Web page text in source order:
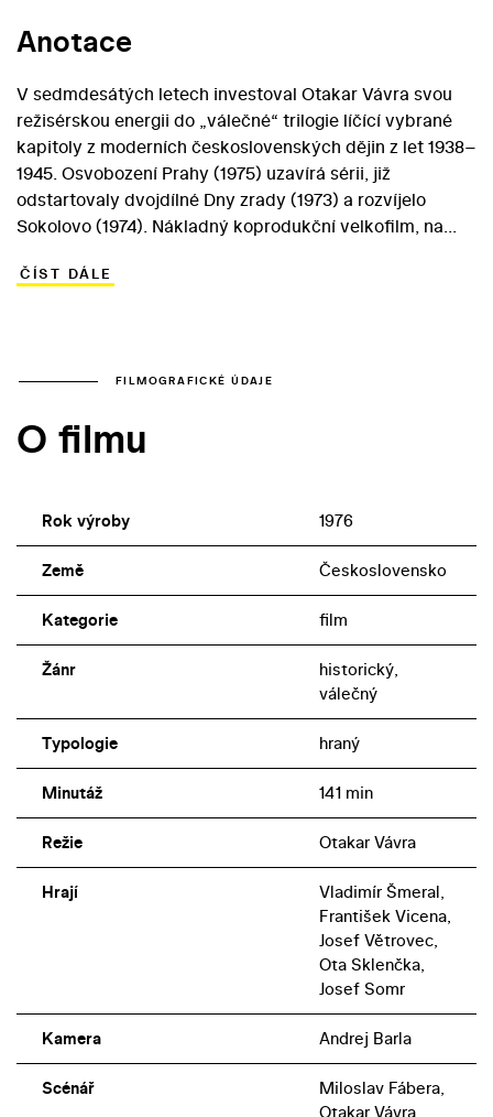
Anotace
V sedmdesátých letech investoval Otakar Vávra svou
režisérskou energii do „válečné“ trilogie líčící vybrané
kapitoly z moderních československých dějin z let 1938–
1945. Osvobození Prahy (1975) uzavírá sérii, již
odstartovaly dvojdílné Dny zrady (1973) a rozvíjelo
Sokolovo (1974). Nákladný koprodukční velkofilm, na
Fábera, se odehrává na přelomu dubna a května 1945. V
průběhu pražského povstání a pomoci, již bojujícím
historie autoři zapojují vedle reálných osobností i fiktivní
ČÍST DÁLE
FILMOGRAFICKÉ ÚDAJE
O filmu
Rok výroby 1976
Země Československo
Kategorie film
Žánr
historický,
válečný
Typologie hraný
Minutáž 141 min
Režie Otakar Vávra
Hrají
Vladimír Šmeral,
František Vicena,
Josef Větrovec,
Ota Sklenčka,
Josef Somr
Kamera Andrej Barla
Scénář
Miloslav Fábera,